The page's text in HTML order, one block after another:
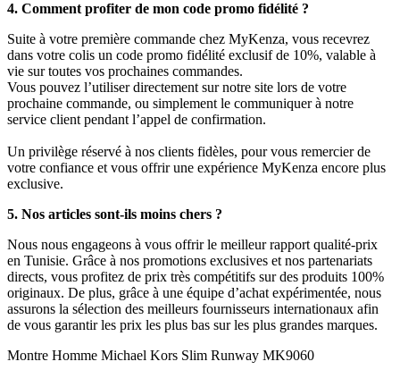
4. Comment profiter de mon code promo fidélité ?
Suite à votre première commande chez MyKenza, vous recevrez
dans votre colis un code promo fidélité exclusif de 10%, valable à
vie sur toutes vos prochaines commandes.
Vous pouvez l’utiliser directement sur notre site lors de votre
prochaine commande, ou simplement le communiquer à notre
service client pendant l’appel de confirmation.
Un privilège réservé à nos clients fidèles, pour vous remercier de
votre confiance et vous offrir une expérience MyKenza encore plus
exclusive.
5. Nos articles sont-ils moins chers ?
Nous nous engageons à vous offrir le meilleur rapport qualité-prix
en Tunisie. Grâce à nos promotions exclusives et nos partenariats
directs, vous profitez de prix très compétitifs sur des produits 100%
originaux. De plus, grâce à une équipe d’achat expérimentée, nous
assurons la sélection des meilleurs fournisseurs internationaux afin
de vous garantir les prix les plus bas sur les plus grandes marques.
Montre Homme Michael Kors Slim Runway MK9060